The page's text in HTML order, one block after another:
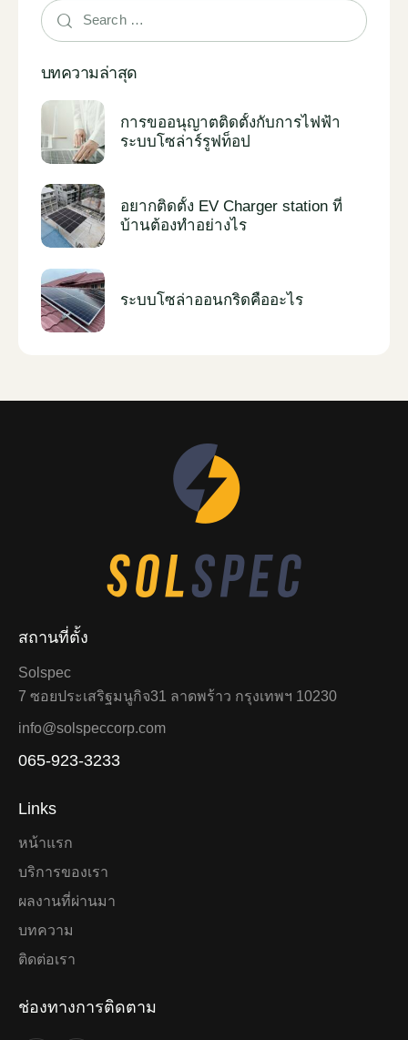
บทความล่าสุด
การขออนุญาตติดตั้งกับการไฟฟ้า
ระบบโซล่าร์รูฟท็อป
อยากติดตั้ง EV Charger station ที่
บ้านต้องทำอย่างไร
ระบบโซล่าออนกริดคืออะไร
สถานที่ตั้ง
Solspec
7 ซอยประเสริฐมนูกิจ31 ลาดพร้าว กรุงเทพฯ 10230
info@solspeccorp.com
065-923-3233
Links
หน้าแรก
บริการของเรา
ผลงานที่ผ่านมา
บทความ
ติดต่อเรา
ช่องทางการติดตาม